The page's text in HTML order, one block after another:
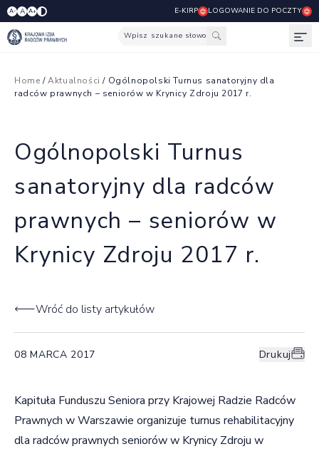
A- A A+ E-KIRP LOGOWANIE DO POCZTY
Wpisz szukane słowo
Home /Aktualności / Ogólnopolski Turnus sanatoryjny dla
radców prawnych – seniorów w Krynicy Zdroju 2017 r.
Ogólnopolski Turnus
sanatoryjny dla radców
prawnych – seniorów w
Krynicy Zdroju 2017 r.
Wróć do listy artykułów
08 MARCA 2017 Drukuj
Kapituła Funduszu Seniora przy Krajowej Radzie Radców
Prawnych w Warszawie organizuje turnus rehabilitacyjny
dla radców prawnych seniorów w Krynicy Zdroju w